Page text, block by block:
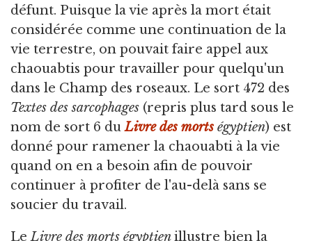
défunt. Puisque la vie après la mort était
considérée comme une continuation de la
vie terrestre, on pouvait faire appel aux
chaouabtis pour travailler pour quelqu'un
dans le Champ des roseaux. Le sort 472 des
Textes des sarcophages (repris plus tard sous le
nom de sort 6 duLivre des morts égyptien) est
donné pour ramener la chaouabti à la vie
quand on en a besoin afin de pouvoir
continuer à profiter de l'au-delà sans se
soucier du travail.
LeLivre des morts égyptienillustre bien la